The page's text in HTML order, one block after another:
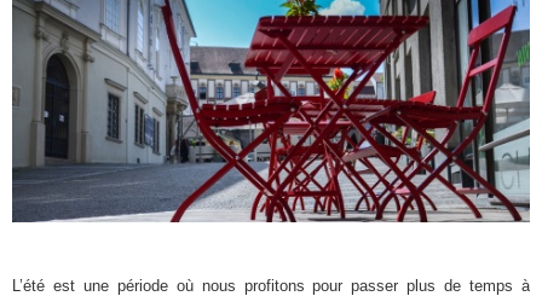
L’été est une période où nous profitons pour passer plus de temps à